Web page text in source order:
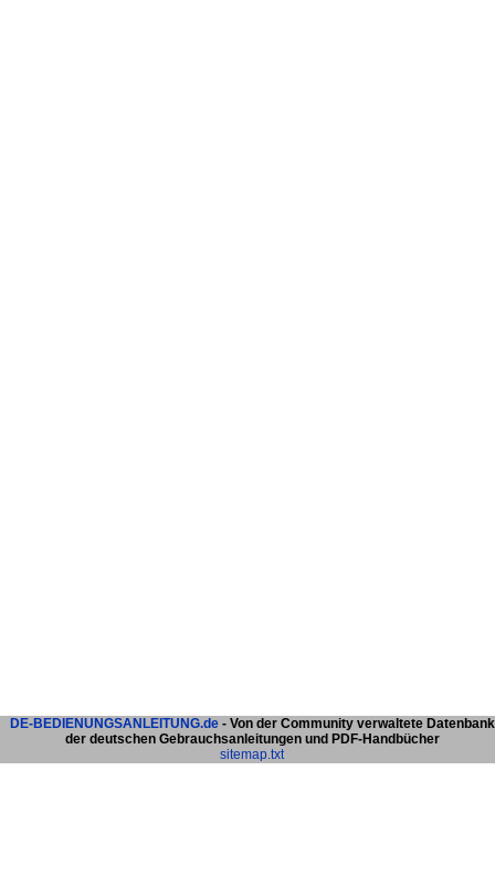
DE-BEDIENUNGSANLEITUNG.de- Von der Community verwaltete Datenbank
der deutschen Gebrauchsanleitungen und PDF-Handbücher
sitemap.txt